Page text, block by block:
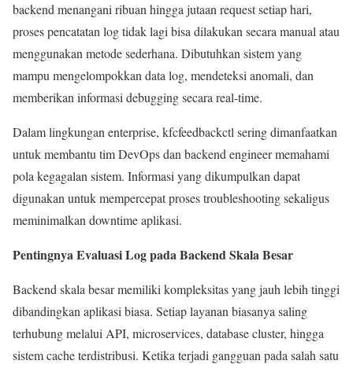
backend menangani ribuan hingga jutaan request setiap hari,
proses pencatatan log tidak lagi bisa dilakukan secara manual atau
menggunakan metode sederhana. Dibutuhkan sistem yang
mampu mengelompokkan data log, mendeteksi anomali, dan
memberikan informasi debugging secara real-time.
Dalam lingkungan enterprise, kfcfeedbackctl sering dimanfaatkan
untuk membantu tim DevOps dan backend engineer memahami
pola kegagalan sistem. Informasi yang dikumpulkan dapat
digunakan untuk mempercepat proses troubleshooting sekaligus
meminimalkan downtime aplikasi.
Pentingnya Evaluasi Log pada Backend Skala Besar
Backend skala besar memiliki kompleksitas yang jauh lebih tinggi
dibandingkan aplikasi biasa. Setiap layanan biasanya saling
terhubung melalui API, microservices, database cluster, hingga
sistem cache terdistribusi. Ketika terjadi gangguan pada salah satu